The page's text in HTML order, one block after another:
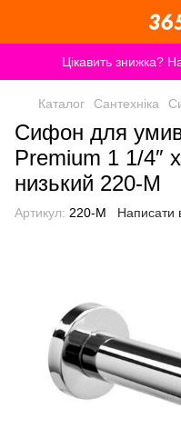
Цікавить знижка?
Каталог Сантехніка
Сифон для
Premium 1 1/4″
низький 220-M
Артикул: 220-M Написати